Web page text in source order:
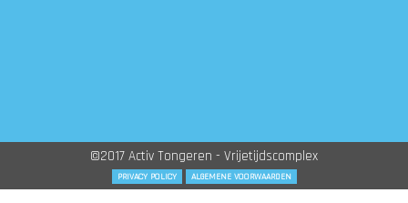
©2017 Activ Tongeren - Vrijetijdscomplex
PRIVACY POLICY ALGEMENE VOORWAARDEN